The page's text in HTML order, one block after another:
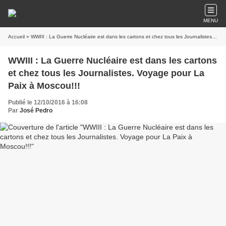
MENU
Accueil » WWIII : La Guerre Nucléaire est dans les cartons et chez tous les Journalistes. Voyage pour La Paix à Moscou!!!
WWIII : La Guerre Nucléaire est dans les cartons
et chez tous les Journalistes. Voyage pour La
Paix à Moscou!!!
Publié le 12/10/2016 à 16:08
Par José Pedro